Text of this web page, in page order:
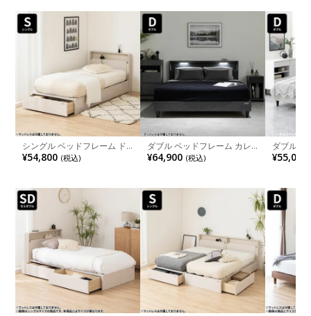
シングル ベッドフレーム ド
レース 〔フットBOX〕 LED
照明付き ベッド コンセント
ジュ ダークグレー
¥54,800 (税込)
ダブル ベッドフレーム カレ
ット LED 照明付き ベッド コ
ンセント付き 高さ調節 セラ
ク ルンバブル
¥64,900 (税込)
ダブル ベ
オ LED
き 高さ調
レー 黒
¥55,000